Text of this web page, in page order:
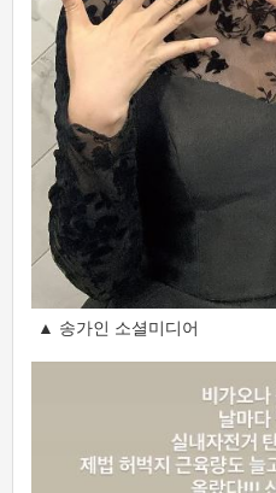
▲ 송가인 소셜미디어